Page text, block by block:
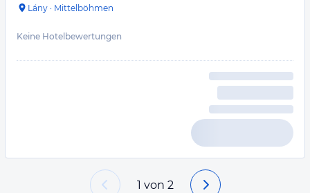
Lány · Mittelböhmen
Keine Hotelbewertungen
1 von 2